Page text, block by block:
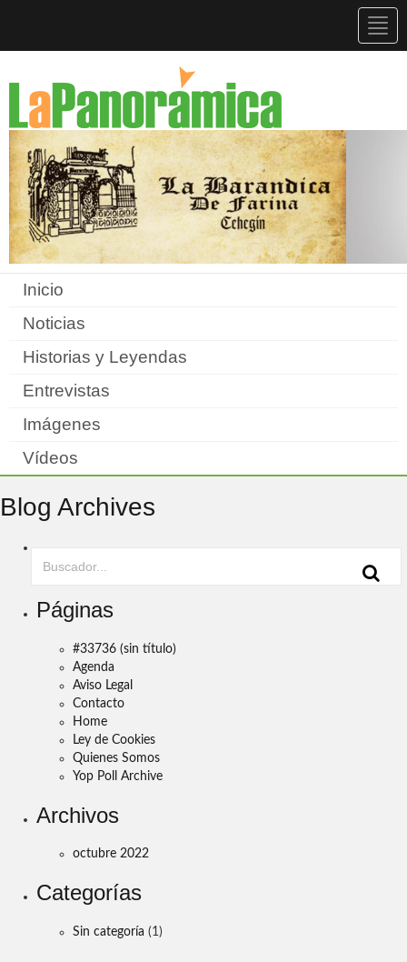
Inicio
Noticias
Historias y Leyendas
Entrevistas
Imágenes
Vídeos
Blog Archives
Páginas
#33736 (sin título)
Agenda
Aviso Legal
Contacto
Home
Ley de Cookies
Quienes Somos
Yop Poll Archive
Archivos
octubre 2022
Categorías
Sin categoría (1)